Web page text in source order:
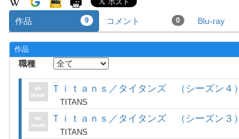
作品 9 コメント 0 Blu-ray
作品
職種
Ｔｉｔａｎｓ／タイタンズ （シーズン４）
TITANS
Ｔｉｔａｎｓ／タイタンズ （シーズン３）
TITANS